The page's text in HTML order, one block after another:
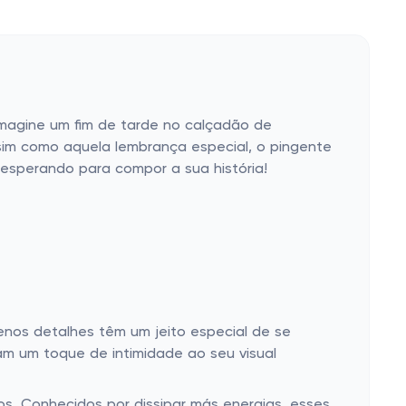
um fim de tarde no calçadão de
como aquela lembrança especial, o pingente
para compor a sua história!
detalhes têm um jeito especial de se
um toque de intimidade ao seu visual